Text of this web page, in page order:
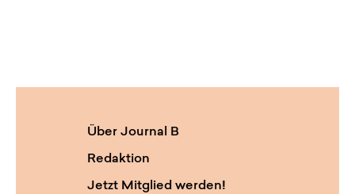
Über Journal B
Redaktion
Jetzt Mitglied werden!